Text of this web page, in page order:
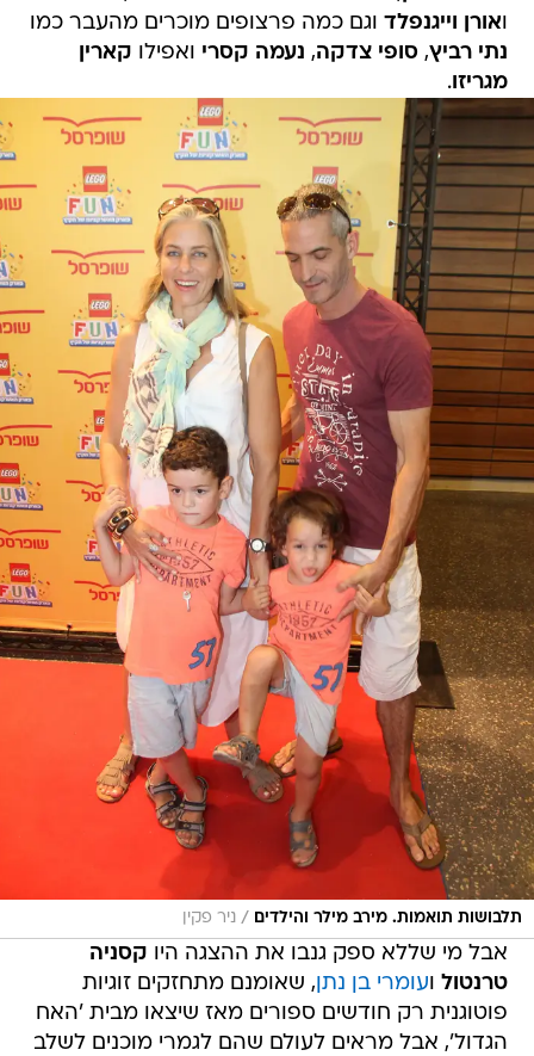
ואורן וייגנפלד וגם כמה פרצופים מוכרים מהעבר כמו
נתי רביץ,סופי צדקה, נעמה קסרי ואפילו קארין
מגריזו.
תלבושות תואמות. מירב מילר והילדים / ניר פקין
אבל מי שללא ספק גנבו את ההצגה היו קסניה
טרנטול ועומרי בן נתן, שאומנם מתחזקים זוגיות
פוטוגנית רק חודשים ספורים מאז שיצאו מבית 'האח
הגדול', אבל מראים לעולם שהם לגמרי מוכנים לשלב